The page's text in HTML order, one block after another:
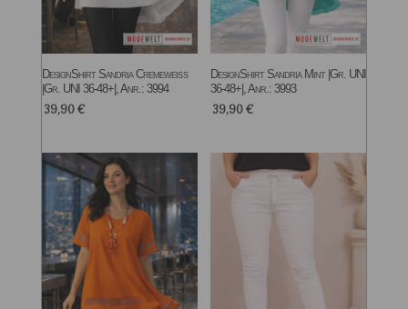
DesignShirt Sandria Cremeweiß
|Gr. UNI 36-48+|, Anr.: 3994
39,90€
DesignShirt Sandria Mint |Gr. UNI
36-48+|, Anr.: 3993
39,90€